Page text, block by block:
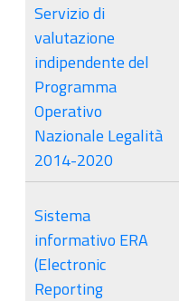
Servizio di
valutazione
indipendente del
Programma
Operativo
Nazionale Legalità
2014-2020
Sistema
informativo ERA
(Electronic
Reporting